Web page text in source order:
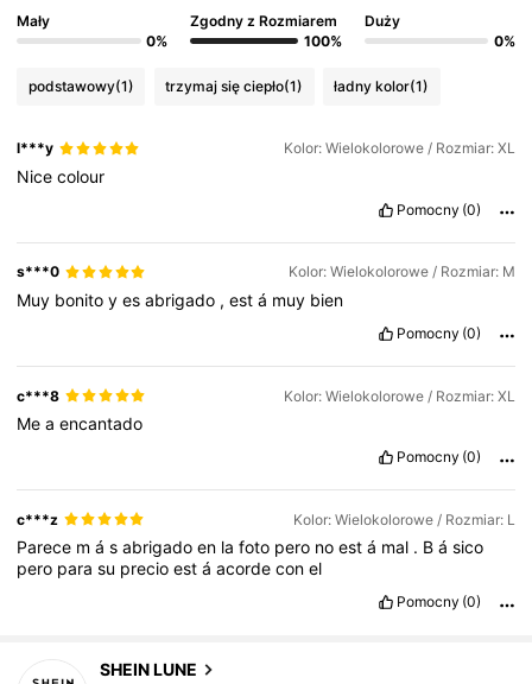
Mały
0%
Zgodny z Rozmiarem
100%
Duży
0%
podstawowy(1) trzymaj się ciepło(1) ładny kolor(1)
l***y Kolor: Wielokolorowe / Rozmiar: XL
Nicecolour
Pomocny (0)
s***0 Kolor: Wielokolorowe / Rozmiar: M
Muy bonitoyesabrigado ,está muy bien
Pomocny (0)
c***8 Kolor: Wielokolorowe / Rozmiar: XL
Meaencantado
Pomocny (0)
c***z Kolor: Wielokolorowe / Rozmiar: L
Parece másabrigadoen lafoto pero noestá mal . Básico
pero parasu precioestáacordeconel
Pomocny (0)
SHEIN LUNE